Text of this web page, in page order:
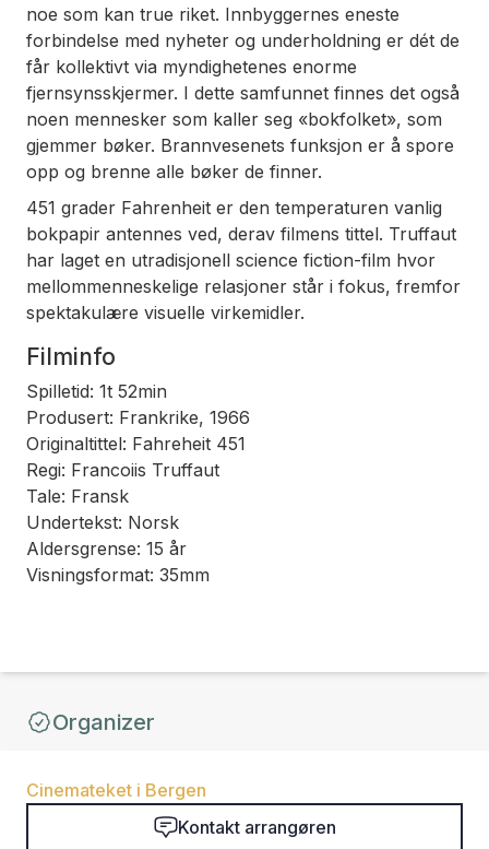
noe som kan true riket. Innbyggernes eneste
forbindelse med nyheter og underholdning er dét de
får kollektivt via myndighetenes enorme
fjernsynsskjermer. I dette samfunnet finnes det også
noen mennesker som kaller seg «bokfolket», som
gjemmer bøker. Brannvesenets funksjon er å spore
opp og brenne alle bøker de finner.
451 grader Fahrenheit er den temperaturen vanlig
bokpapir antennes ved, derav filmens tittel. Truffaut
har laget en utradisjonell science fiction-film hvor
mellommenneskelige relasjoner står i fokus, fremfor
spektakulære visuelle virkemidler.
Filminfo
Spilletid: 1t 52min
Produsert: Frankrike, 1966
Originaltittel: Fahreheit 451
Regi: Francoiis Truffaut
Tale: Fransk
Undertekst: Norsk
Aldersgrense: 15 år
Visningsformat: 35mm
Organizer
Cinemateket i Bergen
Kontakt arrangøren